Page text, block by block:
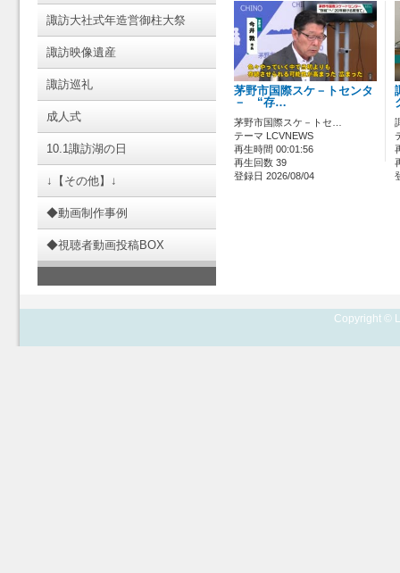
諏訪大社式年造営御柱大祭
諏訪映像遺産
諏訪巡礼
成人式
10.1諏訪湖の日
↓【その他】↓
◆動画制作事例
◆視聴者動画投稿BOX
茅野市国際スケ－トセンタ
－ “存…
茅野市国際スケ－トセ…
テーマ LCVNEWS
再生時間 00:01:56
再生回数 39
登録日 2026/08/04
Copyright ©